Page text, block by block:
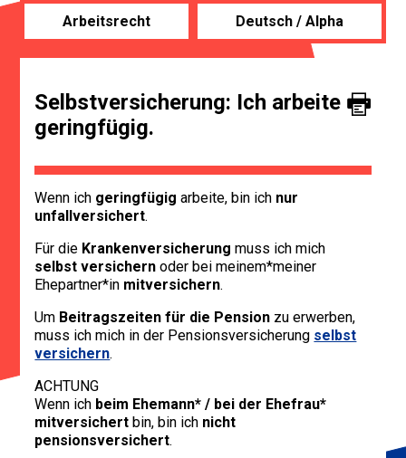
Arbeitsrecht Deutsch / Alpha
Selbstversicherung: Ich arbeite
geringfügig.
Wenn ich geringfügig arbeite, bin ich nur
unfallversichert.
Für die Krankenversicherung muss ich mich
selbst versichern oder bei meinem*meiner
Ehepartner*in mitversichern.
Um Beitragszeiten für die Pension zu erwerben,
muss ich mich in der Pensionsversicherung selbst
versichern.
ACHTUNG
Wenn ich beim Ehemann* / bei der Ehefrau*
mitversichert bin, bin ich nicht
pensionsversichert.